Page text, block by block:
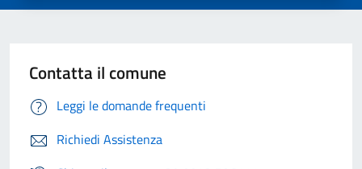
Contatta il comune
Leggi le domande frequenti
Richiedi Assistenza